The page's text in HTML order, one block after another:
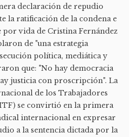
declaración de repudio
la ratificación de la condena e
vida de Cristina Fernández
de "una estrategia
política, mediática y
que: "No hay democracia
justicia con proscripción". La
de los Trabajadores
se convirtió en la primera
internacional en expresar
a la sentencia dictada por la